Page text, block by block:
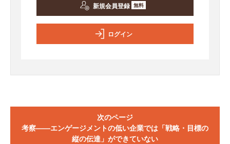
新規会員登録 無料
ログイン
次のページ
考察——エンゲージメントの低い企業では「戦略・目標の
縦の伝達」ができていない